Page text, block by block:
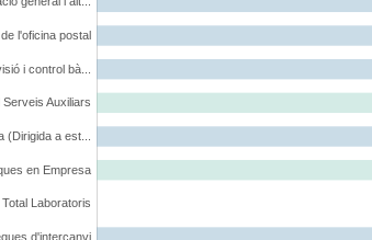
d'intercanvi
Total Laboratoris
en Empresa
a est...
Serveis Auxiliars
i control bà...
l'oficina postal